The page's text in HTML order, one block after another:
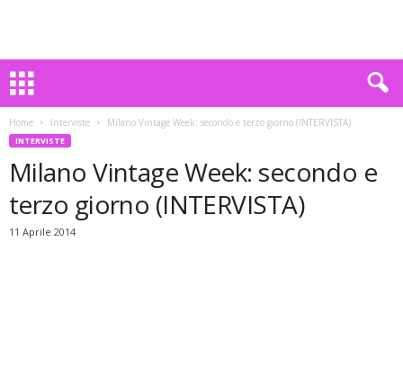
Home Interviste Milano Vintage Week: secondo e terzo giorno (INTERVISTA)
INTERVISTE
Milano Vintage Week: secondo e
terzo giorno (INTERVISTA)
11 Aprile 2014